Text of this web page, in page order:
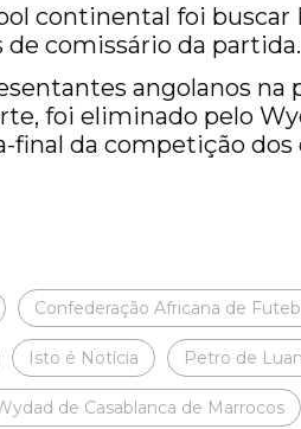
continental foi buscar
de comissário da partida.
angolanos na
foi eliminado pelo
final da competição dos
Confederação Africana de
Isto é Notícia Petro de
de Casablanca de Marrocos